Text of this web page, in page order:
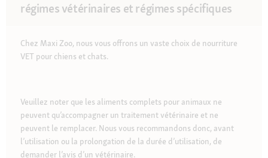
régimes vétérinaires et régimes spécifiques
Chez Maxi Zoo, nous vous offrons un vaste choix de nourriture
VET pour chiens et chats.
Veuillez noter que les aliments complets pour animaux ne
peuvent qu’accompagner un traitement vétérinaire et ne
peuvent le remplacer. Nous vous recommandons donc, avant
l’utilisation ou la prolongation de la durée d’utilisation, de
demander l’avis d’un vétérinaire.